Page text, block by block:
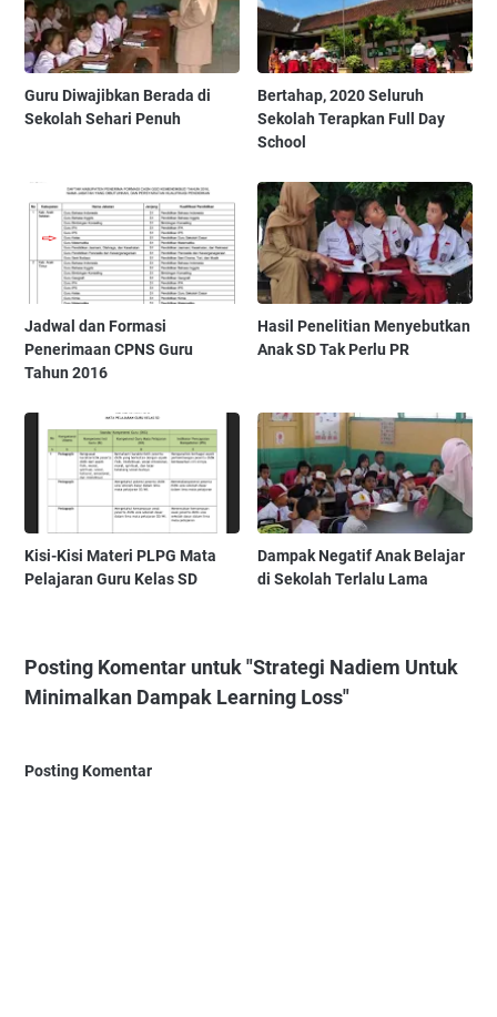
Guru Diwajibkan Berada di
Sekolah Sehari Penuh
Bertahap, 2020 Seluruh
Sekolah Terapkan Full Day
School
Jadwal dan Formasi
Penerimaan CPNS Guru
Tahun 2016
Hasil Penelitian Menyebutkan
Anak SD Tak Perlu PR
Kisi-Kisi Materi PLPG Mata
Pelajaran Guru Kelas SD
Dampak Negatif Anak Belajar
di Sekolah Terlalu Lama
Posting Komentar untuk "Strategi Nadiem Untuk
Minimalkan Dampak Learning Loss"
Posting Komentar